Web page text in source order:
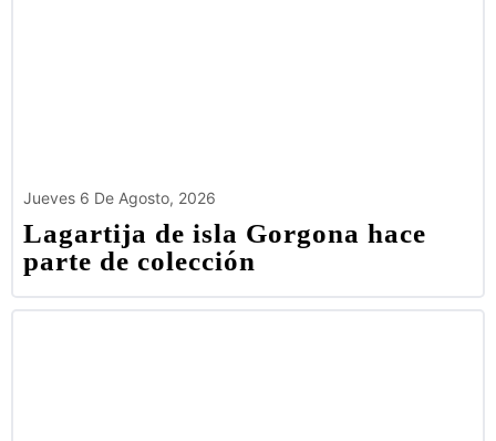
Jueves 6 De Agosto, 2026
Lagartija de isla Gorgona hace
parte de colección